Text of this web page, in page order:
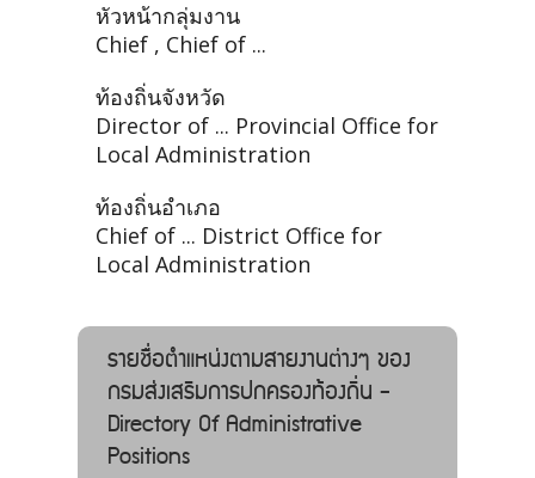
หัวหน้ากลุ่มงาน
Chief , Chief of ...
ท้องถิ่นจังหวัด
Director of ... Provincial Office for
Local Administration
ท้องถิ่นอำเภอ
Chief of ... District Office for
Local Administration
รายชื่อตำแหน่งตามสายงานต่างๆ ของ
กรมส่งเสริมการปกครองท้องถิ่น -
Directory Of Administrative
Positions